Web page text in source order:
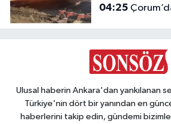
04:25
Ulusal haberin Ankara'dan yankılanan
Türkiye'nin dört bir yanından en
haberlerini takip edin, gündemi bizimle